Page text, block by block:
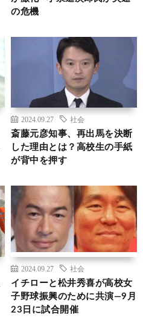
の危機
2024.09.27 社会
斎藤元彦知事、再出馬を決断
した理由とは？高校生の手紙
が背中を押す
2024.09.27 社会
イチローと松井秀喜が高校女
子野球振興のために共演―9月
23日に試合開催